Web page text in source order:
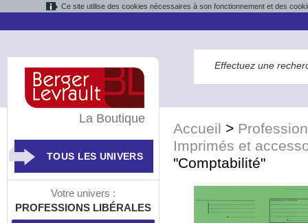
Ce site utilise des cookies nécessaires à son fonctionnement et des
Accueil >
Imprimés et
"Comptabilité"
La Boutique
TOUS LES UNIVERS
Votre univers :
PROFESSIONS LIBÉRALES